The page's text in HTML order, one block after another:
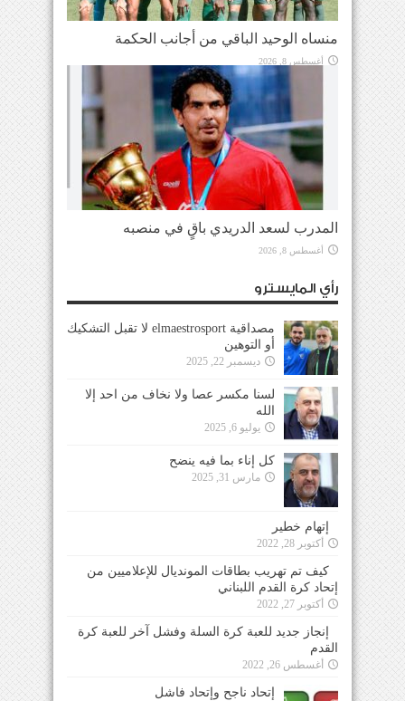
منساه الوحيد الباقي من أجانب الحكمة
أغسطس 8, 2026
المدرب لسعد الدريدي باقٍ في منصبه
أغسطس 8, 2026
رأي المايسترو
مصداقية elmaestrosport لا تقبل التشكيك
أو التوهين
ديسمبر 22, 2025
لسنا مكسر عصا ولا نخاف من احد إلا
الله
يوليو 6, 2025
كل إناء بما فيه ينضح
مارس 31, 2025
إتهام خطير
أكتوبر 28, 2022
كيف تم تهريب بطاقات المونديال للإعلاميين من
إتحاد كرة القدم اللبناني
أكتوبر 27, 2022
إنجاز جديد للعبة كرة السلة وفشل آخر للعبة كرة
القدم
أغسطس 26, 2022
إتحاد ناجح وإتحاد فاشل